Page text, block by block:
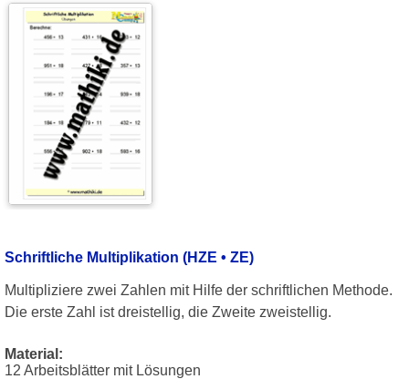
Schriftliche Multiplikation (HZE • ZE)
Multipliziere zwei Zahlen mit Hilfe der schriftlichen Methode.
Die erste Zahl ist dreistellig, die Zweite zweistellig.
Material:
12 Arbeitsblätter mit Lösungen